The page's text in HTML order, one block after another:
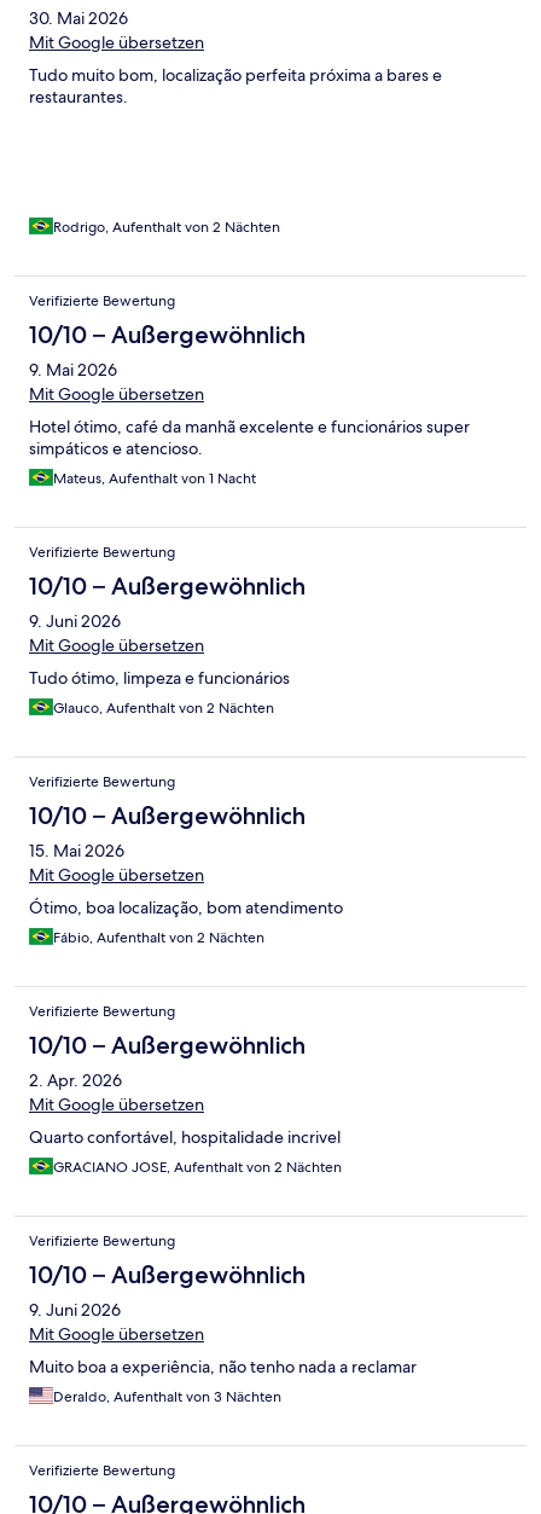
30. Mai 2026
Mit Google übersetzen
Tudo muito bom, localização perfeita próxima a bares e
restaurantes.
Rodrigo, Aufenthalt von 2 Nächten
Verifizierte Bewertung
10/10 – Außergewöhnlich
9. Mai 2026
Mit Google übersetzen
Hotel ótimo, café da manhã excelente e funcionários super
simpáticos e atencioso.
Mateus, Aufenthalt von 1 Nacht
Verifizierte Bewertung
10/10 – Außergewöhnlich
9. Juni 2026
Mit Google übersetzen
Tudo ótimo, limpeza e funcionários
Glauco, Aufenthalt von 2 Nächten
Verifizierte Bewertung
10/10 – Außergewöhnlich
15. Mai 2026
Mit Google übersetzen
Ótimo, boa localização, bom atendimento
Fábio, Aufenthalt von 2 Nächten
Verifizierte Bewertung
10/10 – Außergewöhnlich
2. Apr. 2026
Mit Google übersetzen
Quarto confortável, hospitalidade incrivel
GRACIANO JOSE, Aufenthalt von 2 Nächten
Verifizierte Bewertung
10/10 – Außergewöhnlich
9. Juni 2026
Mit Google übersetzen
Muito boa a experiência, não tenho nada a reclamar
Deraldo, Aufenthalt von 3 Nächten
Verifizierte Bewertung
10/10 – Außergewöhnlich